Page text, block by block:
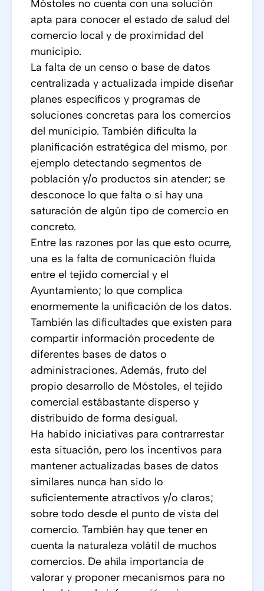
Móstoles no cuenta con una solución
apta para conocer el estado de salud del
comercio local y de proximidad del
municipio.
La falta de un censo o base de datos
centralizada y actualizada impide diseñar
planes específicos y programas de
soluciones concretas para los comercios
del municipio. También dificulta la
planificación estratégica del mismo, por
ejemplo detectando segmentos de
población y/o productos sin atender; se
desconoce lo que falta o si hay una
saturación de algún tipo de comercio en
concreto.
Entre las razones por las que esto ocurre,
una es la falta de comunicación fluida
entre el tejido comercial y el
Ayuntamiento; lo que complica
enormemente la unificación de los datos.
También las dificultades que existen para
compartir información procedente de
diferentes bases de datos o
administraciones. Además, fruto del
propio desarrollo de Móstoles, el tejido
comercial estábastante disperso y
distribuido de forma desigual.
Ha habido iniciativas para contrarrestar
esta situación, pero los incentivos para
mantener actualizadas bases de datos
similares nunca han sido lo
suficientemente atractivos y/o claros;
sobre todo desde el punto de vista del
comercio. También hay que tener en
cuenta la naturaleza volátil de muchos
comercios. De ahíla importancia de
valorar y proponer mecanismos para no